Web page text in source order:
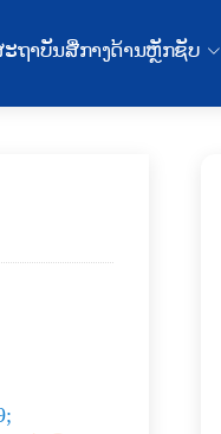
ຖາບັນສື່ກາງດ້ານຫຼັກຊັບ